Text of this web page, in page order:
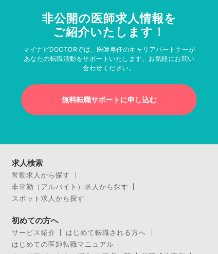
非公開の医師求人情報を
ご紹介いたします！
マイナビDOCTORでは、医師専任のキャリアパートナーが
あなたの転職活動をサポートいたします。お気軽にお問い
合わせください。
無料転職サポートに申し込む
求人検索
常勤求人から探す
非常勤（アルバイト）求人から探す
スポット求人から探す
初めての方へ
サービス紹介
はじめて転職される方へ
はじめての医師転職マニュアル